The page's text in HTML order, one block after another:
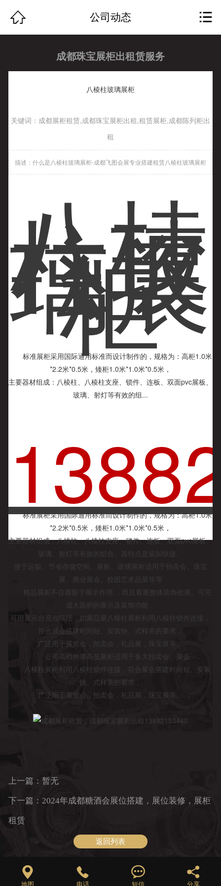
关于我们
飞图案例
瑞士赛兹
客户留言
联系我们
 公司动态 
成都珠宝展柜出租赁服务
八棱柱玻璃展柜
关键词：成都展柜租赁,成都珠宝展柜出租,租赁展柜,成都陈列柜出
租
描述：什么是八棱柱玻璃展柜-成都飞图会展专业搭建租赁八棱柱玻璃展柜
八棱
柱玻
璃展
柜
标准展柜采用国际通用标准而设计制作的，规格为：高柜1.0米
*2.2米*0.5米，矮柜1.0米*1.0米*0.5米，
主要器材组成：八棱柱、八棱柱支座、锁件、连板、双面pvc展板、
玻璃、射灯等有效的组...
标准展柜采用国际通用标准而设计制作的，规格为：高柜1.0米
*2.2米*0.5米，矮柜1.0米*1.0米*0.5米，
主要器材组成：八棱柱、八棱柱支座、锁件、连板、双面pvc展板、
玻璃、射灯等有效的组合。其特点是装卸快捷、
便于运输、节省存储空间。展柜、玻璃展柜适用于拍卖会、珠宝
展、商业展会、校园艺术品展等等
精品展柜不仅着眼于展示作用.，而且看重整体装饰效果。可完
成大面积的展示及装饰功能，
可用展示台充当隔段，如展品量八棱柱展柜利用八棱柱锁件连接，
符合展会搭建时间短、安装快、式样美的要求，
广泛用于展览会，拍卖会，礼品展，珠宝展等。
公司高档烤漆高低展柜适用于各大拍卖会、展会
八棱柱展柜利用八棱柱锁件连接，符合展会搭建时间短、安装
快、式样美的要求，
广泛用于展览会，拍卖会，礼品展，珠宝展等。
上一篇：暂无
下一篇：2024年成都糖酒会展位搭建，展位装修，展柜
租赁
返回列表

地图

电话

短信

分享